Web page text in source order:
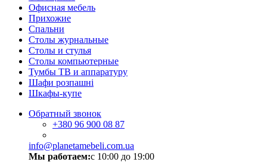
Офисная мебель
Прихожие
Спальни
Столы журнальные
Столы и стулья
Столы компьютерные
Тумбы ТВ и аппаратуру
Шафи розпашні
Шкафы-купе
Обратный звонок
+380 96 900 08 87
info@planetamebeli.com.ua
Мы работаем:с 10:00 до 19:00